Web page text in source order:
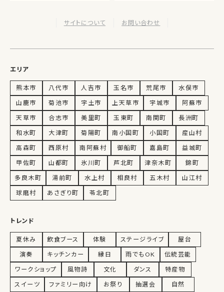
サイトについて お問い合わせ
エリア
熊本市 八代市 人吉市 玉名市 荒尾市
水俣市
山鹿市
菊池市 宇土市 上天草市 宇城市
阿蘇市
天草市
合志市 美里町 玉東町 南関町
長洲町
和水町
大津町 菊陽町 南小国町 小国町
産山村
高森町
西原村 南阿蘇村 御船町 嘉島町
益城町
甲佐町
山都町 氷川町 芦北町 津奈木町
錦町
多良木町
湯前町 水上村 相良村 五木村
山江村
球磨村
あさぎり町 苓北町
トレンド
夏休み 飲食ブース 体験 ステージライブ
屋台
演奏
キッチンカー 縁日 雨でもOK
伝統芸能
ワークショップ
風物詩 文化 ダンス
特産物
スイーツ
ファミリー向け お祭り 抽選会 自然